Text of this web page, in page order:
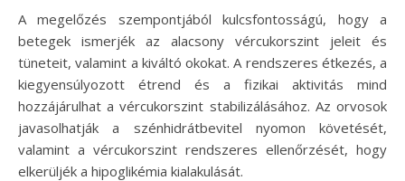
A megelőzés szempontjából kulcsfontosságú, hogy a
betegek ismerjék az alacsony vércukorszint jeleit és
tüneteit, valamint a kiváltó okokat. A rendszeres étkezés, a
kiegyensúlyozott étrend és a fizikai aktivitás mind
hozzájárulhat a vércukorszint stabilizálásához. Az orvosok
javasolhatják a szénhidrátbevitel nyomon követését,
valamint a vércukorszint rendszeres ellenőrzését, hogy
elkerüljék a hipoglikémia kialakulását.